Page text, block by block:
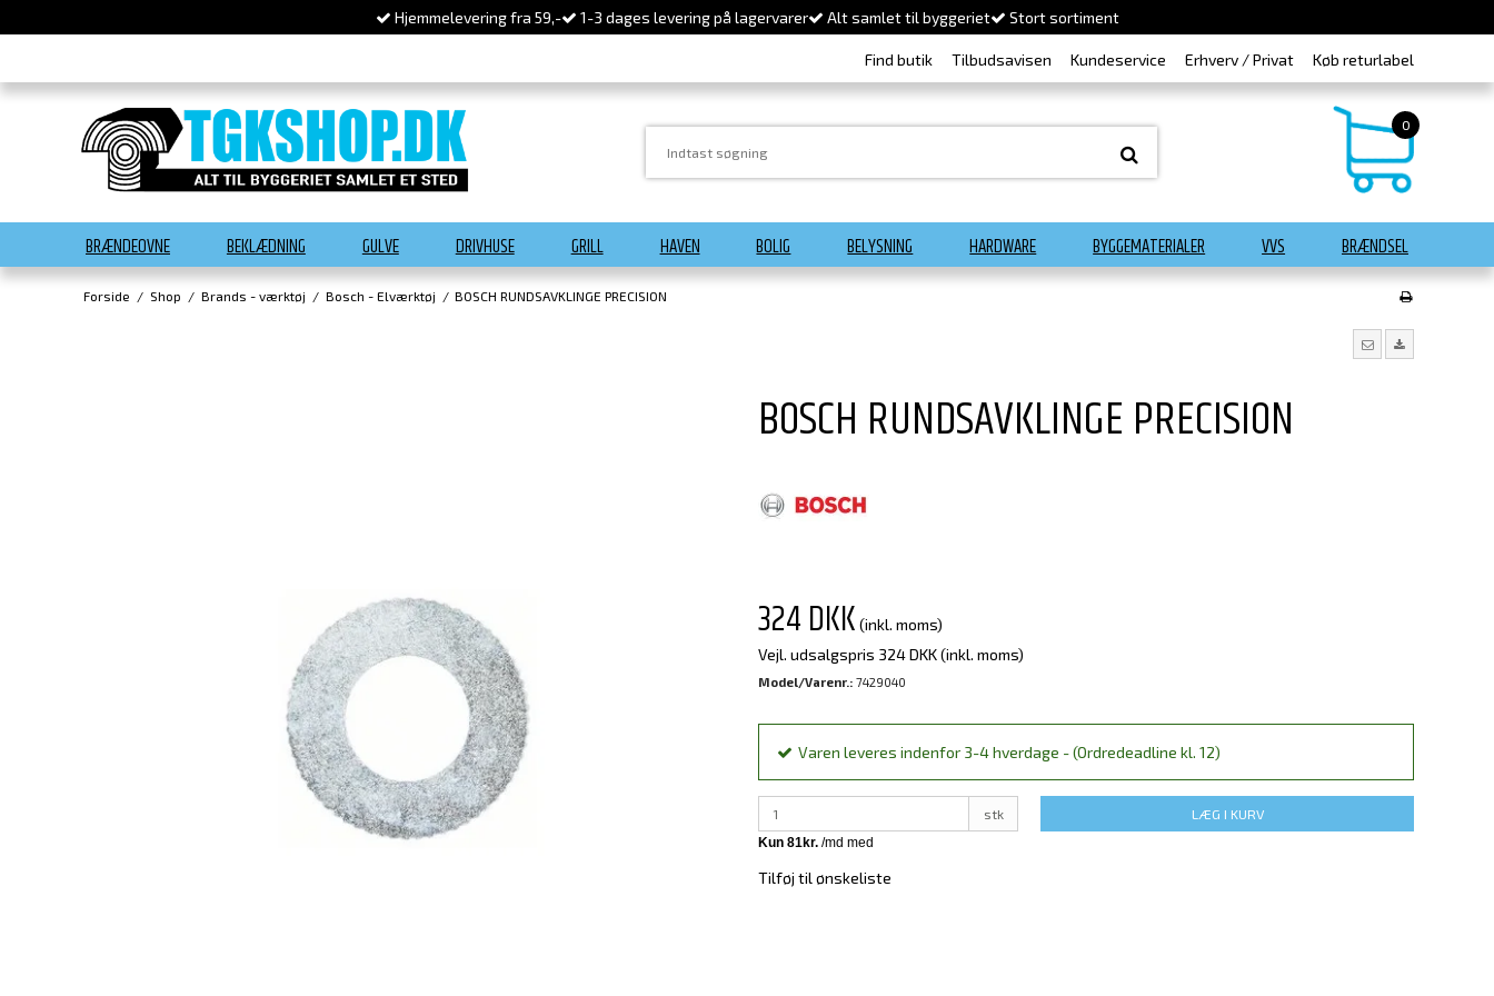
Hjemmelevering fra 59,- 1-3 dages levering på lagervarer Alt samlet til byggeriet Stort sortiment
Find butik Tilbudsavisen Kundeservice Erhverv / Privat Køb returlabel
0
BRÆNDEOVNE BEKLÆDNING GULVE DRIVHUSE GRILL HAVEN BOLIG BELYSNING HARDWARE BYGGEMATERIALER VVS BRÆNDSEL
Forside / Shop / Brands - værktøj / Bosch - Elværktøj / BOSCH RUNDSAVKLINGE PRECISION
BOSCH RUNDSAVKLINGE PRECISION
324 DKK (inkl. moms)
Vejl. udsalgspris 324 DKK(inkl. moms)
Model/Varenr.: 7429040
Varen leveres indenfor 3-4 hverdage - (Ordredeadline kl. 12)
stk LÆG I KURV
Tilføj til ønskeliste